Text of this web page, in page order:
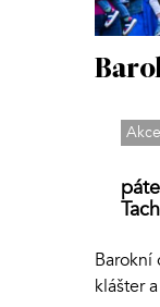
Akce
Barokní
klášter